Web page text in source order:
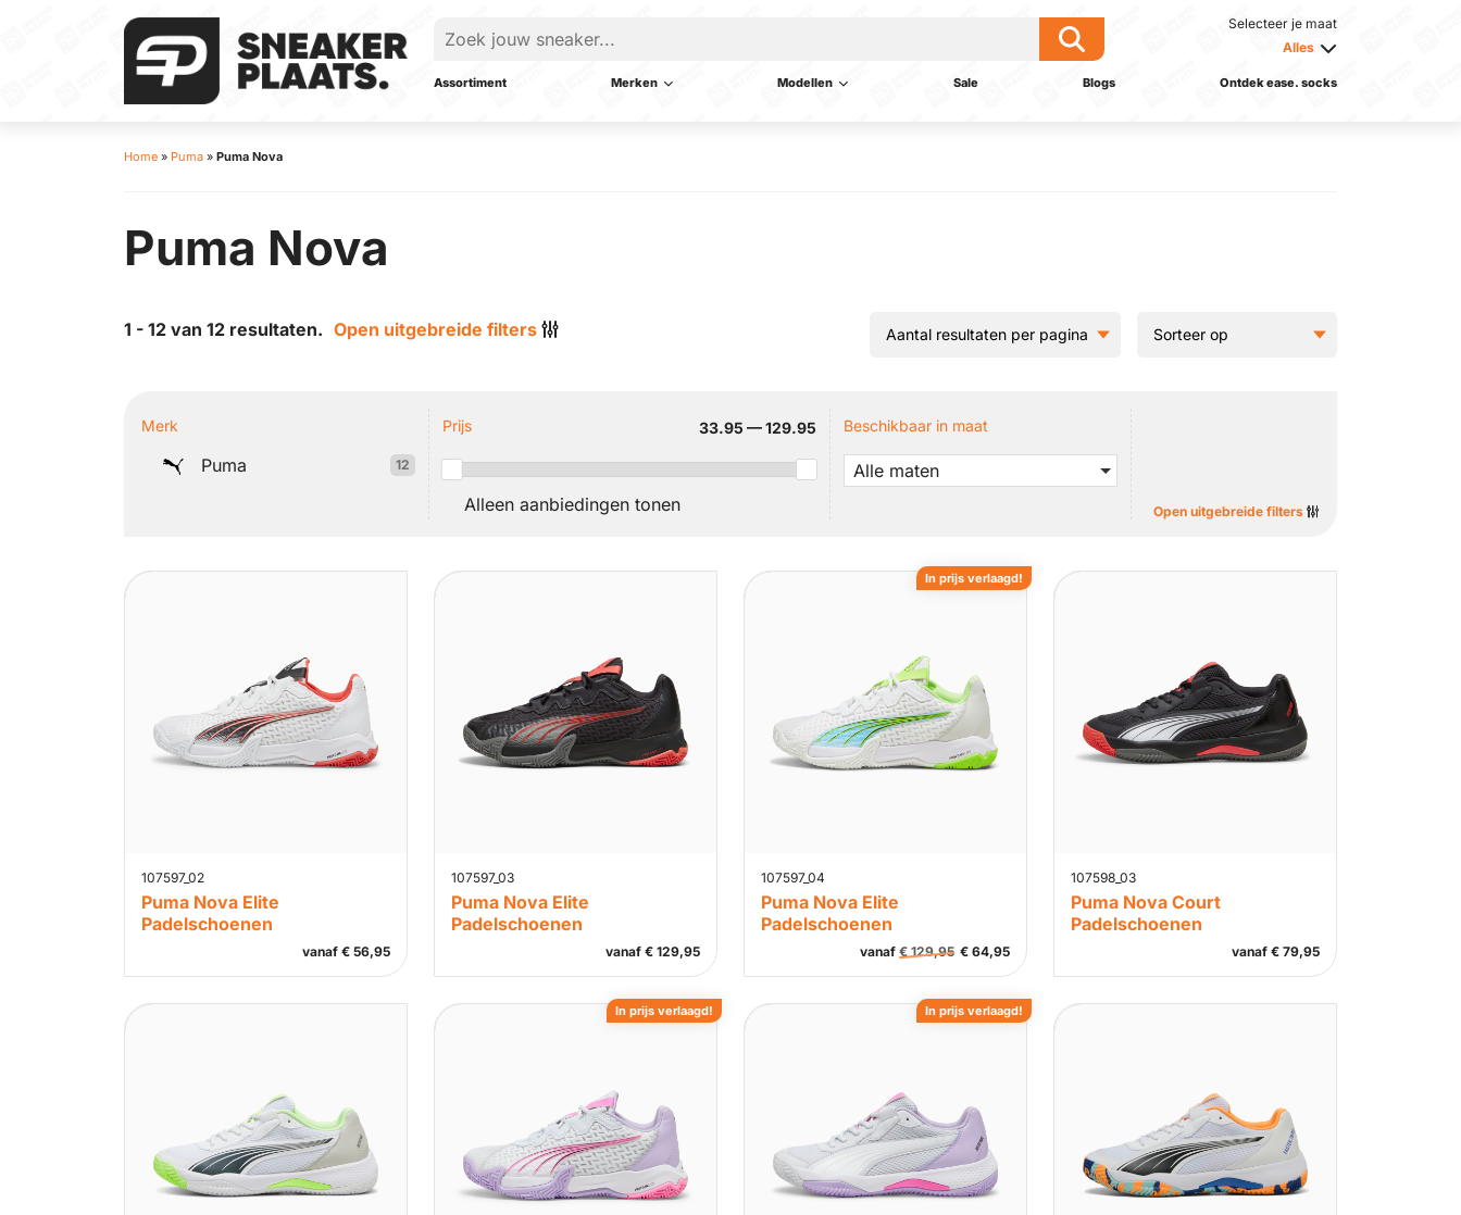
Selecteer je maat
Alles
Assortiment Merken Modellen Sale Blogs Ontdek ease. socks
Home » Puma » Puma Nova
Puma Nova
1 - 12 van 12 resultaten. Open uitgebreide filters
Merk
Puma 12
Prijs 33.95 — 129.95
Alleen aanbiedingen tonen
Beschikbaar in maat
Alle maten
Open uitgebreide filters
107597_02
Puma Nova Elite
Padelschoenen
vanaf € 56,95
107597_03
Puma Nova Elite
Padelschoenen
vanaf € 129,95
107597_04
Puma Nova Elite
Padelschoenen
vanaf €129,95 € 64,95
In prijs verlaagd!
107598_03
Puma Nova Court
Padelschoenen
vanaf € 79,95
In prijs verlaagd! In prijs verlaagd!